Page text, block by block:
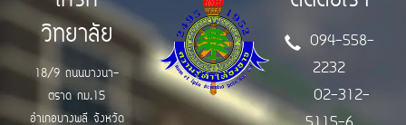
วิทยาลัย
18/9 ถนนบางนา-
ตราด กม.15
อำเภอบางพลี จังหวัด
094-558-
2232
02-312-